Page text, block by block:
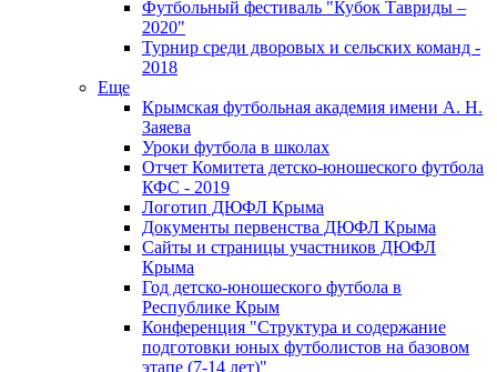
Футбольный фестиваль "Кубок Тавриды –
2020"
Турнир среди дворовых и сельских команд -
2018
Еще
Крымская футбольная академия имени А. Н.
Заяева
Уроки футбола в школах
Отчет Комитета детско-юношеского футбола
КФС - 2019
Логотип ДЮФЛ Крыма
Документы первенства ДЮФЛ Крыма
Сайты и страницы участников ДЮФЛ
Крыма
Год детско-юношеского футбола в
Республике Крым
Конференция "Структура и содержание
подготовки юных футболистов на базовом
этапе (7-14 лет)"